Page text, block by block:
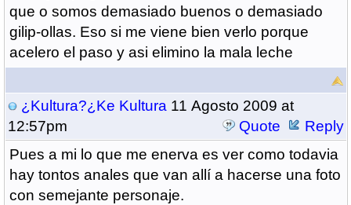
que o somos demasiado buenos o demasiado
gilip-ollas. Eso si me viene bien verlo porque
acelero el paso y asi elimino la mala leche
¿Kultura?¿Ke Kultura 11 Agosto 2009 at
12:57pm
Quote
Reply
Pues a mi lo que me enerva es ver como todavia
hay tontos anales que van allí a hacerse una foto
con semejante personaje.